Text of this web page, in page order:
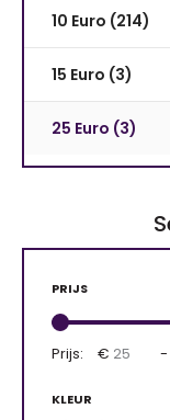
10 Euro (214)
15 Euro (3)
25 Euro (3)
PRIJS
Prijs: € -
KLEUR